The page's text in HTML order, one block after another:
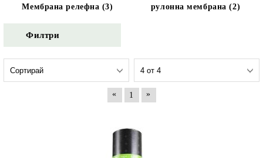
Мембрана релефна (3)
рулонна мембрана (2)
Филтри
« 1 »